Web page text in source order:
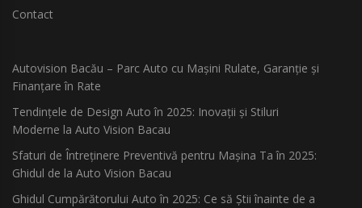
Contact
Autovision Bacău – Parc Auto cu Mașini Rulate, Garanție și
Finanțare în Rate
Tendințele de Design Auto în 2025: Inovații și Stiluri
Moderne la Auto Vision Bacau
Sfaturi de Întreținere Preventivă pentru Mașina Ta în 2025:
Ghidul de la Auto Vision Bacau
Ghidul Cumpărătorului Auto în 2025: Ce să Știi înainte de a